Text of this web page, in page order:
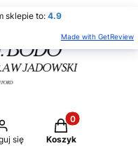
się
Produkty w
Koszyk
sklepie to: 4.9
Made with GetReview